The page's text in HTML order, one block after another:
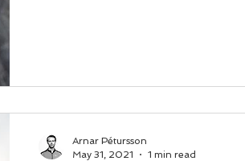
Arnar Pétursson
May 31, 2021
1 min read